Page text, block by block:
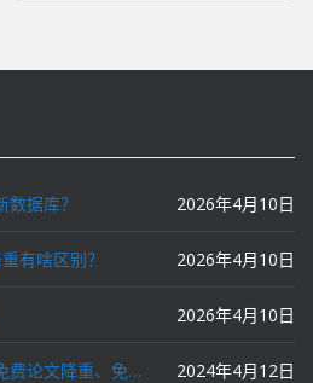
据库？ 2026年4月10日
有啥区别？ 2026年4月10日
2026年4月10日
免费论文查重、免费查重、免费论文降重、免费降重、智能降重、一键降重、降低AIGC写作率、AI写论文，这些名词你了解吗？ 2024年4月12日